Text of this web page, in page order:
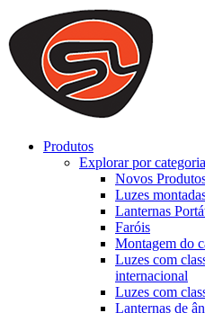
We use cookies to ensure that we
on our website. By continuing to
that cookies are used to help us
to offer you a better experience.
you can disable cookies, you can
Produtos
Explorar por categoria
Novos
Luzes
Lanternas
Faróis
Montagem do
Luzes com
internacional
Luzes com
Lanternas de